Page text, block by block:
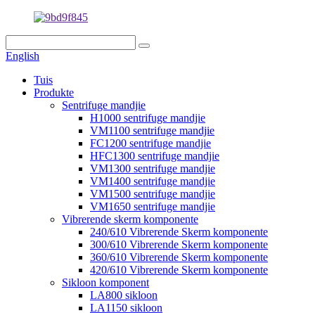
English
Tuis
Produkte
Sentrifuge mandjie
H1000 sentrifuge mandjie
VM1100 sentrifuge mandjie
FC1200 sentrifuge mandjie
HFC1300 sentrifuge mandjie
VM1300 sentrifuge mandjie
VM1400 sentrifuge mandjie
VM1500 sentrifuge mandjie
VM1650 sentrifuge mandjie
Vibrerende skerm komponente
240/610 Vibrerende Skerm komponente
300/610 Vibrerende Skerm komponente
360/610 Vibrerende Skerm komponente
420/610 Vibrerende Skerm komponente
Sikloon komponent
LA800 sikloon
LA1150 sikloon